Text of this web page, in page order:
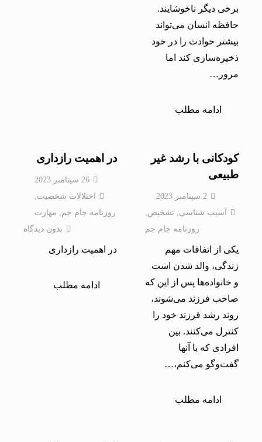
برخی دیگر ناخوشایند.
حافظه انسان می‌تواند
بیشتر حوادث را در خود
ذخیره‌سازی كند اما
مرور…
ادامه مطلب
کودکانی با رشد غیر
طبیعی
آسیب شناسی,تشخیص,
روزنامه جام جم
یکی از اتفاقات مهم
زندگی، والد شدن است
و خانواده‌ها پس از این که
صاحب فرزند می‌شوند،
روند رشد فرزند خود را
کنترل می‌کنند. بین
افرادی که با آنها
گفت‌وگو می‌کنم،…
ادامه مطلب
در اهمیت رازداری
26 سپتامبر 2023
اختلالات شخصيت,
روزنامه جام جم,مهارت
بدون دیدگاه
در اهمیت رازداری
ادامه مطلب